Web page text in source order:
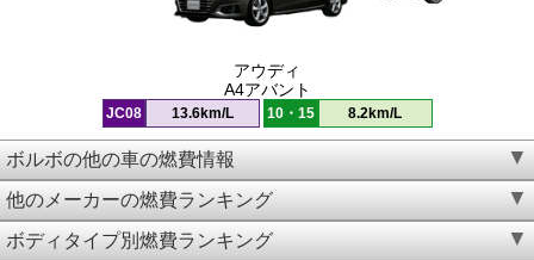
アウディ
A4アバント
JC08 13.6km/L 10・15 8.2km/L
ボルボの他の車の燃費情報
他のメーカーの燃費ランキング
ボディタイプ別燃費ランキング